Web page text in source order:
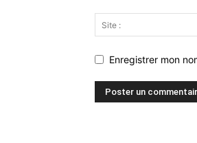
Enregistrer mon